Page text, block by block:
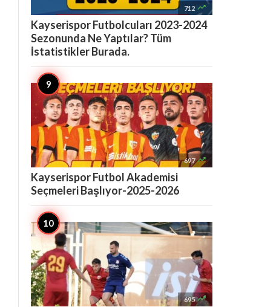
712 
Kayserispor Futbolcuları 2023-2024
Sezonunda Ne Yaptılar? Tüm
İstatistikler Burada.
697 
Kayserispor Futbol Akademisi
Seçmeleri Başlıyor-2025-2026
695 